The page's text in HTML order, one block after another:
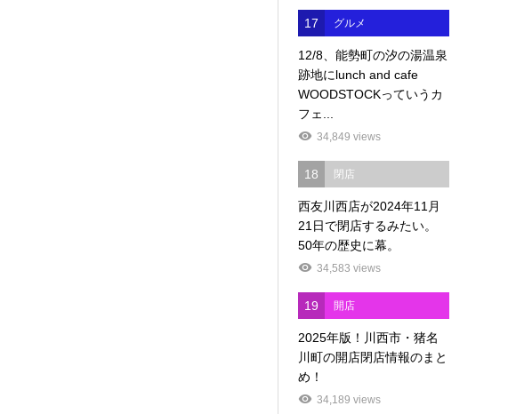
17 グルメ
12/8、能勢町の汐の湯温泉
跡地にlunch and cafe
WOODSTOCKっていうカ
フェ...
34,849 views
18 閉店
西友川西店が2024年11月
21日で閉店するみたい。
50年の歴史に幕。
34,583 views
19 開店
2025年版！川西市・猪名
川町の開店閉店情報のまと
め！
34,189 views